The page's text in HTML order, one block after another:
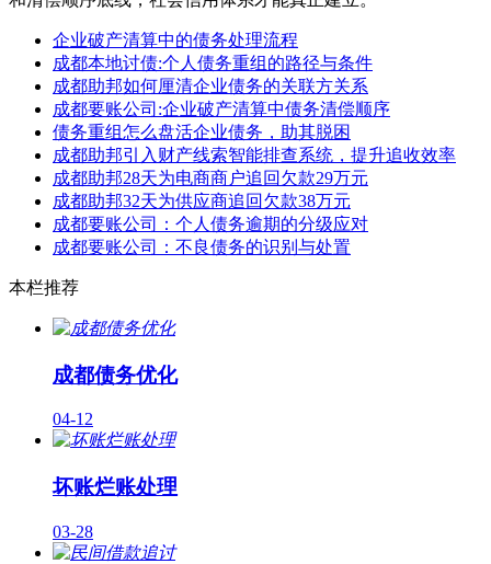
企业破产清算中的债务处理流程
成都本地讨债:个人债务重组的路径与条件
成都助邦如何厘清企业债务的关联方关系
成都要账公司:企业破产清算中债务清偿顺序
债务重组怎么盘活企业债务，助其脱困
成都助邦引入财产线索智能排查系统，提升追收效率
成都助邦28天为电商商户追回欠款29万元
成都助邦32天为供应商追回欠款38万元
成都要账公司：个人债务逾期的分级应对
成都要账公司：不良债务的识别与处置
本栏推荐
成都债务优化
04-12
坏账烂账处理
03-28